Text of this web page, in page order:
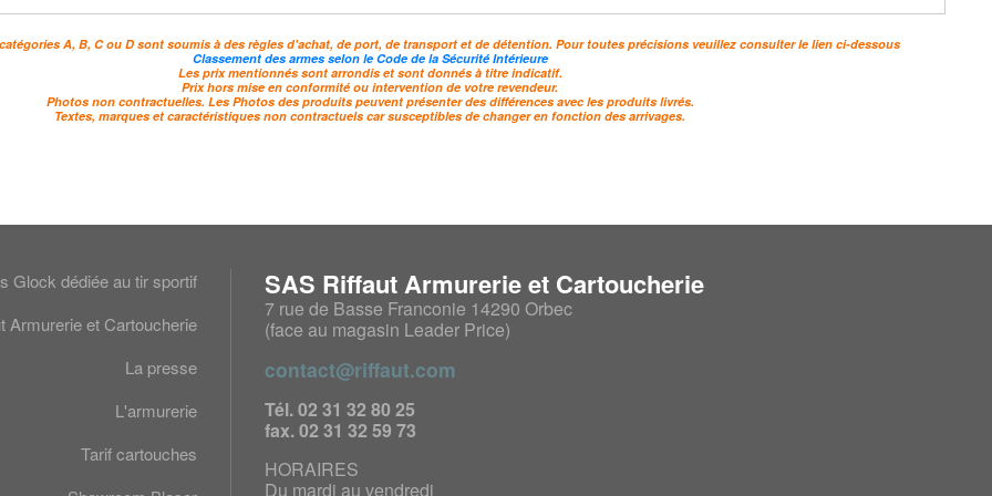
Sacs à furets
Cartouchières pochettes
Cartouchières ceintures
Registres armes & hutte
dressage
GPS
Colliers de dresssage
Colliers GPS pour chiens
Clôtures électroniques
Accessoires colliers
chiens
Cages & tapis de transport
Soins & trousses d'urgences
canines
Bols & brosses pour chiens
chaussettes
A, B, C ou D sont soumis à des règles d'achat, de port, de transport et de détention. Pour toutes précisions veuillez consulter le lien ci-dessous
Classement des armes selon le Code de la Sécurité Intérieure
Les prix mentionnés sont arrondis et sont donnés à titre indicatif.
Prix hors mise en conformité ou intervention de votre revendeur.
Photos non contractuelles. Les Photos des produits peuvent présenter des différences avec les produits livrés.
Textes, marques et caractéristiques non contractuels car susceptibles de changer en fonction des arrivages.
Glock dédiée au tir sportif
Armurerie et Cartoucherie
La presse
L'armurerie
Tarif cartouches
SAS Riffaut Armurerie et Cartoucherie
7 rue de Basse Franconie 14290 Orbec
(face au magasin Leader Price)
contact@riffaut.com
Tél. 02 31 32 80 25
fax. 02 31 32 59 73
HORAIRES
Du mardi au vendredi